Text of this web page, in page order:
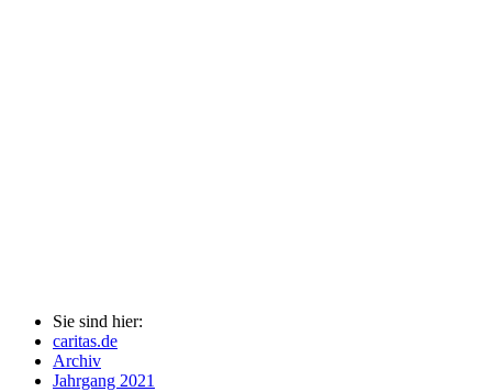
Sie sind hier:
caritas.de
Archiv
Jahrgang 2021